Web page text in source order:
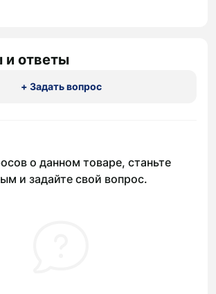
и ответы
+ Задать вопрос
о данном товаре, станьте
и задайте свой вопрос.